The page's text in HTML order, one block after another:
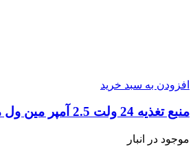
افزودن به سبد خرید
منبع تغذیه 24 ولت 2.5 آمپر مین ول مدل HDR-60-24
موجود در انبار